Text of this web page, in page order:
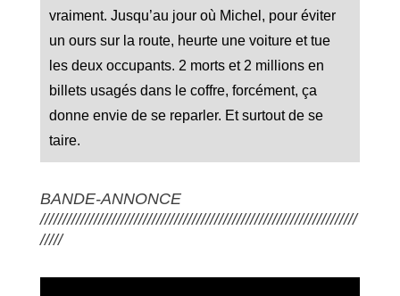
vraiment. Jusqu’au jour où Michel, pour éviter
un ours sur la route, heurte une voiture et tue
les deux occupants. 2 morts et 2 millions en
billets usagés dans le coffre, forcément, ça
donne envie de se reparler. Et surtout de se
taire.
BANDE-ANNONCE
///////////////////////////////////////////////////////////////////////
/////